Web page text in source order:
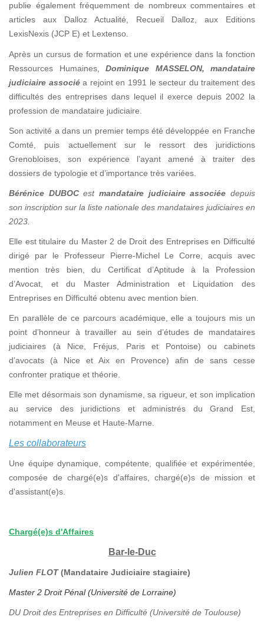
publie également fréquemment de nombreux commentaires et
articles aux Dalloz Actualité, Recueil Dalloz, aux Editions
LexisNexis (JCP E) et Lextenso.
Après un cursus de formation et une expérience dans la fonction
Ressources Humaines, Dominique MASSELON, mandataire
judiciaire associéa rejoint en 1991 le secteur du traitement des
difficultés des entreprises dans lequel il exerce depuis 2002 la
profession de mandataire judiciaire.
Son activité a dans un premier temps été développée en Franche
Comté, puis actuellement sur le ressort des juridictions
Grenobloises, son expérience l’ayant amené à traiter des
dossiers de typologie et d’importance très variées.
Bérénice DUBOCestmandataire judiciaire associée depuis
son inscription sur la liste nationale des mandataires judiciaires en
2023.
Elle est titulaire du Master 2 de Droit des Entreprises en Difficulté
dirigé par le Professeur Pierre-Michel Le Corre, acquis avec
mention très bien, du Certificat d’Aptitude à la Profession
d’Avocat, et du Master Administration et Liquidation des
Entreprises en Difficulté obtenu avec mention bien.
En parallèle de ce parcours académique, elle a toujours mis un
point d’honneur à travailler au sein d’études de mandataires
judiciaires (à Nice, Fréjus, Paris et Pontoise) ou cabinets
d’avocats (à Nice et Aix en Provence) afin de sans cesse
confronter pratique et théorie.
Elle met désormais son dynamisme, sa rigueur, et son implication
au service des juridictions et administrés du Grand Est,
notamment en Meuse et Haute-Marne.
Les collaborateurs
Une équipe dynamique, compétente, qualifiée et expérimentée,
composée de chargé(e)s d'affaires, chargé(e)s de mission et
d'assistant(e)s.
Chargé(e)s d'Affaires
Bar-le-Duc
Julien FLOT(Mandataire Judiciaire stagiaire)
Master 2 Droit Pénal (Université de Lorraine)
DU Droit des Entreprises en Difficulté (Université de Toulouse)